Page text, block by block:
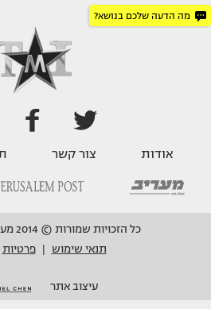
מה הדעה שלכם בנושא?
אודות צור קשר
כל הזכויות שמורות © 2014 מעריב און ליין בע"מ.
תנאי שימוש
פרטיות
עיצוב אתר